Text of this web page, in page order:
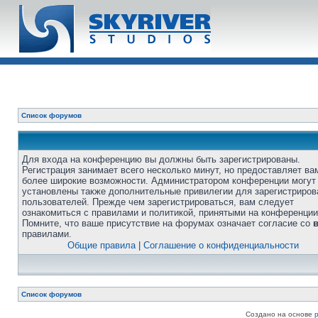
Список форумов
Для входа на конференцию вы должны быть зарегистрированы.
Регистрация занимает всего несколько минут, но предоставляет
более широкие возможности. Администратором конференции
установлены также дополнительные привилегии для
пользователей. Прежде чем зарегистрироваться, вам следует
ознакомиться с правилами и политикой, принятыми на
Помните, что ваше присутствие на форумах означает согласие со
правилами.
Общие правила| Соглашение о конфиденциальности
Список форумов
Создано на основе